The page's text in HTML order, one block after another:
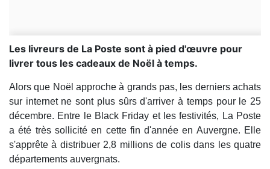
Les livreurs de La Poste sont à pied d'œuvre pour
livrer tous les cadeaux de Noël à temps.
Alors que Noël approche à grands pas, les derniers achats
sur internet ne sont plus sûrs d'arriver à temps pour le 25
décembre. Entre le Black Friday et les festivités, La Poste
a été très sollicité en cette fin d'année en Auvergne. Elle
s'apprête à distribuer 2,8 millions de colis dans les quatre
départements auvergnats.